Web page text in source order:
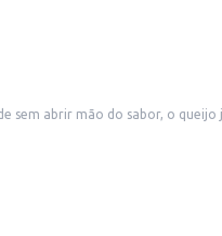
sem abrir mão do sabor, o